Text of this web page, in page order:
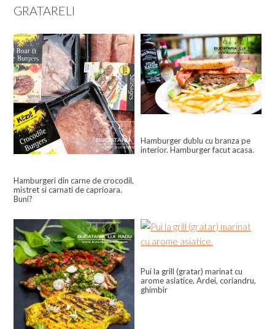
GRATARELI
Hamburgeri din carne de crocodil,
mistret si carnati de caprioara.
Buni?
Hamburger dublu cu branza pe
interior. Hamburger facut acasa.
Pui la grill (gratar) marinat cu
arome asiatice. Ardei, coriandru,
ghimbir